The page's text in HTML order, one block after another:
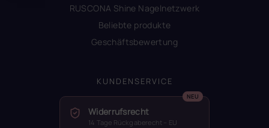
RUSCONA Shine Nagelnetzwerk
Beliebte produkte
Geschäftsbewertung
KUNDENSERVICE
Widerrufsrecht
14 Tage Rückgaberecht – EU